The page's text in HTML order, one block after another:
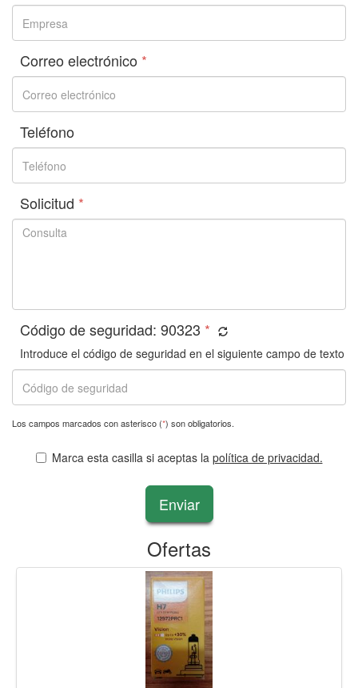
Correo electrónico *
Teléfono
Solicitud *
Código de seguridad: 90323 *
Introduce el código de seguridad en el siguiente campo de texto
Los campos marcados con asterisco (*) son obligatorios.
Marca esta casilla si aceptas la política de privacidad.
Enviar
Ofertas